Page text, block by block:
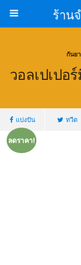
ร้าน
กันย
วอลเปเปอ
แบ่งปัน ทวีต
ลดราคา!